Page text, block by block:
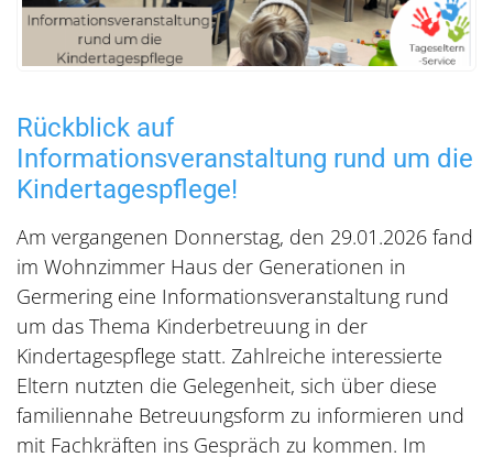
Rückblick auf
Informationsveranstaltung rund um die
Kindertagespflege!
Am vergangenen Donnerstag, den 29.01.2026 fand
im Wohnzimmer Haus der Generationen in
Germering eine Informationsveranstaltung rund
um das Thema Kinderbetreuung in der
Kindertagespflege statt. Zahlreiche interessierte
Eltern nutzten die Gelegenheit, sich über diese
familiennahe Betreuungsform zu informieren und
mit Fachkräften ins Gespräch zu kommen. Im